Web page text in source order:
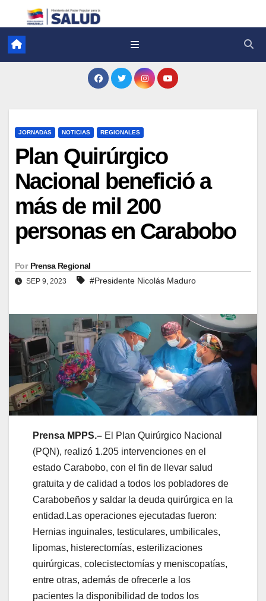
JORNADAS NOTICIAS REGIONALES
Plan Quirúrgico
Nacional benefició a
más de mil 200
personas en Carabobo
Por Prensa Regional
SEP 9, 2023 #Presidente Nicolás Maduro
Prensa MPPS.– El Plan Quirúrgico Nacional
(PQN), realizó 1.205 intervenciones en el
estado Carabobo, con el fin de llevar salud
gratuita y de calidad a todos los pobladores de
Carabobeños y saldar la deuda quirúrgica en la
entidad. Las operaciones ejecutadas fueron:
Hernias inguinales, testiculares, umbilicales,
lipomas, histerectomías, esterilizaciones
quirúrgicas, colecistectomías y meniscopatías,
entre otras, además de ofrecerle a los
pacientes la disponibilidad de todos los